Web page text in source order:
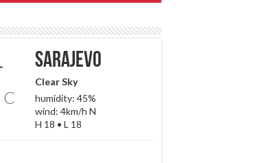
C
Sarajevo
Clear Sky
humidity: 45%
wind: 4km/h N
H 18 • L 18